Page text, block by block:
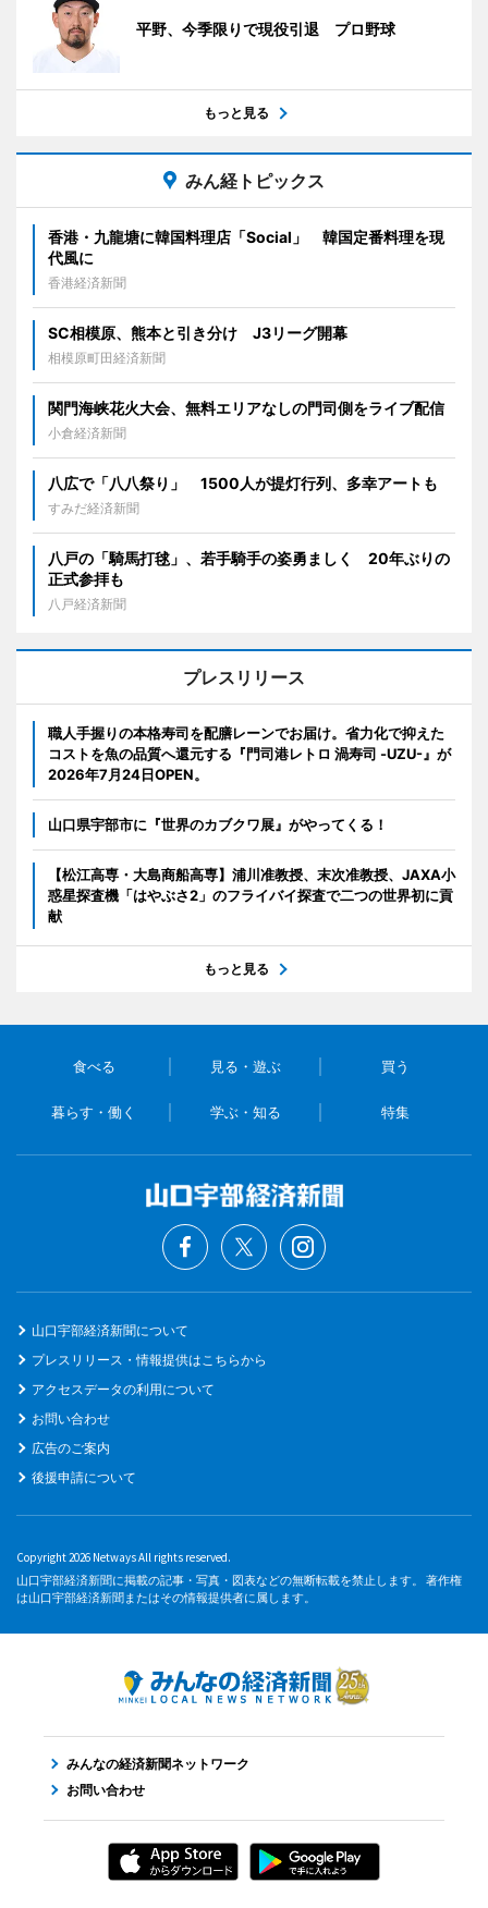
平野、今季限りで現役引退 プロ野球
もっと見る
みん経トピックス
香港・九龍塘に韓国料理店「Social」 韓国定番料理を現
代風に
香港経済新聞
SC相模原、熊本と引き分け J3リーグ開幕
相模原町田経済新聞
関門海峡花火大会、無料エリアなしの門司側をライブ配信
小倉経済新聞
八広で「八八祭り」 1500人が提灯行列、多幸アートも
すみだ経済新聞
八戸の「騎馬打毬」、若手騎手の姿勇ましく 20年ぶりの
正式参拝も
八戸経済新聞
プレスリリース
職人手握りの本格寿司を配膳レーンでお届け。省力化で抑えた
コストを魚の品質へ還元する『門司港レトロ 渦寿司 -UZU-』が
2026年7月24日OPEN。
山口県宇部市に『世界のカブクワ展』がやってくる！
【松江高専・大島商船高専】浦川准教授、末次准教授、JAXA小
惑星探査機「はやぶさ2」のフライバイ探査で二つの世界初に貢
献
もっと見る
食べる 見る・遊ぶ 買う
暮らす・働く 学ぶ・知る 特集
山口宇部経済新聞について
プレスリリース・情報提供はこちらから
アクセスデータの利用について
お問い合わせ
広告のご案内
後援申請について
Copyright 2026 Netways All rights reserved.
山口宇部経済新聞に掲載の記事・写真・図表などの無断転載を禁止します。 著作権
は山口宇部経済新聞またはその情報提供者に属します。
みんなの経済新聞ネットワーク
お問い合わせ